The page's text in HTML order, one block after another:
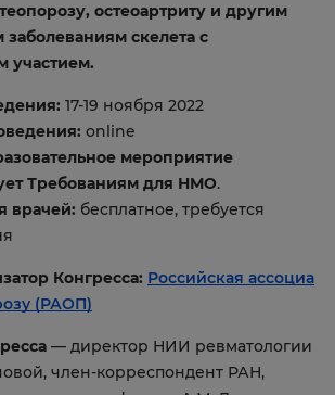
остеоартриту и другим
скелета с
участием.
17-19 ноября 2022
online
мероприятие
Требованиям для НМО.
врачей: бесплатное, требуется
Конгресса: Российская ассоциа
(РАОП)
— директор НИИ ревматологии
член-корреспондент РАН,